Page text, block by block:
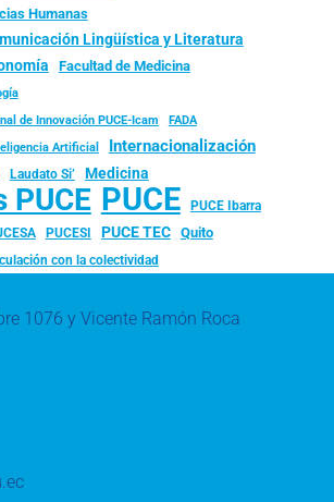
Humanas
Lingüística y Literatura
Facultad de Medicina
de Innovación PUCE-Icam FADA
Artificial Internacionalización
Laudato Si’ Medicina
PUCE PUCE PUCE Ibarra
PUCESI PUCE TEC
Quito
con la colectividad
1076 y Vicente Ramón Roca